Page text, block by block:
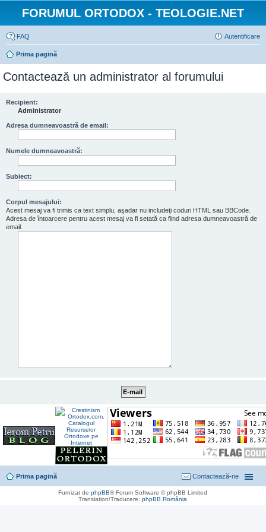
FORUMUL ORTODOX - TEOLOGIE.NET
FAQ Autentificare
Prima pagină
Contactează un administrator al forumului
Recipient:
Administrator
Adresa dumneavoastră de email:
Numele dumneavoastră:
Subiect:
Corpul mesajului:
Acest mesaj va fi trimis ca text simplu, aşadar nu includeţi coduri HTML sau BBCode.
Adresa de întoarcere pentru acest mesaj va fi setată ca fiind adresa dumneavoastră de
email.
Prima pagină Contactează-ne
Furnizat dephpBB® Forum Software © phpBB Limited
Translation/Traducere:phpBB România